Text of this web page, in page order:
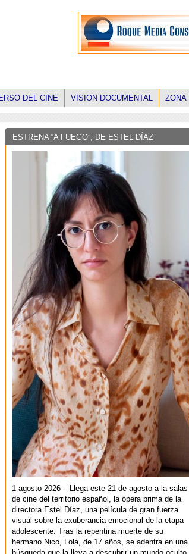
DEL CINE VISION DOCUMENTAL ZONA
ESTRENA “A FUEGO”, DE ESTEL DÍAZ
1 agosto 2026 – Llega este 21 de agosto a la salas
de cine del territorio español, la ópera prima de la
directora Estel Díaz, una película de gran fuerza
visual sobre la exuberancia emocional de la etapa
adolescente. Tras la repentina muerte de su
hermano Nico, Lola, de 17 años, se adentra en una